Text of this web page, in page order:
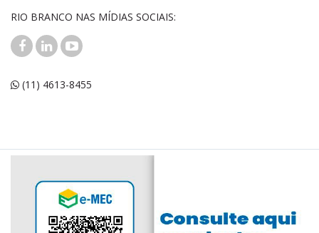
RIO BRANCO NAS MÍDIAS SOCIAIS:
(11) 4613-8455